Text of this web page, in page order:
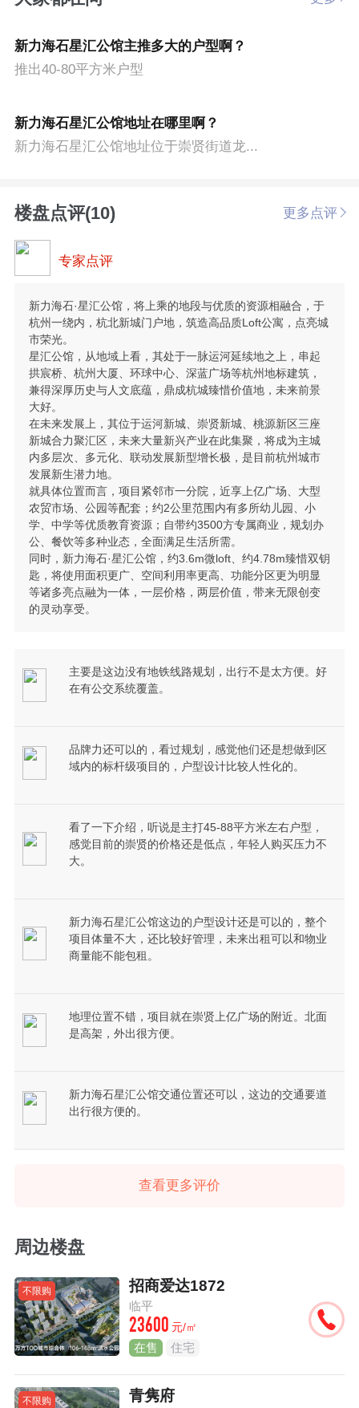
新力海石星汇公馆主推多大的户型啊？
推出40-80平方米户型
新力海石星汇公馆地址在哪里啊？
新力海石星汇公馆地址位于崇贤街道龙...
楼盘点评(10) 更多点评
专家点评
新力海石·星汇公馆，将上乘的地段与优质的资源相融合，于
杭州一绕内，杭北新城门户地，筑造高品质Loft公寓，点亮城
市荣光。
星汇公馆，从地域上看，其处于一脉运河延续地之上，串起
拱宸桥、杭州大厦、环球中心、深蓝广场等杭州地标建筑，
兼得深厚历史与人文底蕴，鼎成杭城臻惜价值地，未来前景
大好。
在未来发展上，其位于运河新城、崇贤新城、桃源新区三座
新城合力聚汇区，未来大量新兴产业在此集聚，将成为主城
内多层次、多元化、联动发展新型增长极，是目前杭州城市
发展新生潜力地。
就具体位置而言，项目紧邻市一分院，近享上亿广场、大型
农贸市场、公园等配套；约2公里范围内有多所幼儿园、小
学、中学等优质教育资源；自带约3500方专属商业，规划办
公、餐饮等多种业态，全面满足生活所需。
同时，新力海石·星汇公馆，约3.6m微loft、约4.78m臻惜双钥
匙，将使用面积更广、空间利用率更高、功能分区更为明显
等诸多亮点融为一体，一层价格，两层价值，带来无限创变
的灵动享受。
主要是这边没有地铁线路规划，出行不是太方便。好
在有公交系统覆盖。
品牌力还可以的，看过规划，感觉他们还是想做到区
域内的标杆级项目的，户型设计比较人性化的。
看了一下介绍，听说是主打45-88平方米左右户型，
感觉目前的崇贤的价格还是低点，年轻人购买压力不
大。
新力海石星汇公馆这边的户型设计还是可以的，整个
项目体量不大，还比较好管理，未来出租可以和物业
商量能不能包租。
地理位置不错，项目就在崇贤上亿广场的附近。北面
是高架，外出很方便。
新力海石星汇公馆交通位置还可以，这边的交通要道
出行很方便的。
查看更多评价
周边楼盘
不限购 招商爱达1872
临平
23600 元/㎡
在售 住宅
不限购 青隽府